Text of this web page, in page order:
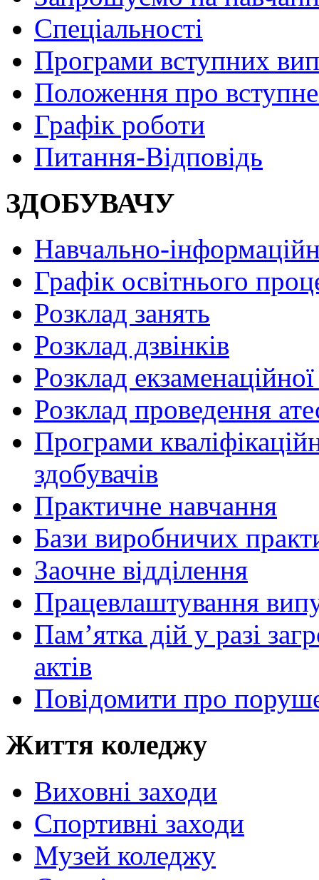
Спеціальності
Програми вступних
Положення про
Графік роботи
Питання-Відповідь
ЗДОБУВАЧУ
Навчально-
Графік освітнього
Розклад занять
Розклад дзвінків
Розклад екзаменаційної
Розклад проведення
Програми
здобувачів
Практичне навчання
Бази виробничих
Заочне відділення
Працевлаштування
Пам’ятка дій у разі
актів
Повідомити про
Життя коледжу
Виховні заходи
Спортивні заходи
Музей коледжу